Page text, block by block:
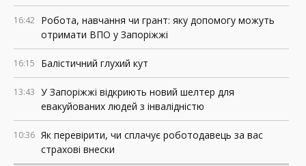
16:42 Робота, навчання чи грант: яку допомогу можуть
отримати ВПО у Запоріжжі
16:15 Балістичний глухий кут
13:43 У Запоріжжі відкриють новий шелтер для
евакуйованих людей з інвалідністю
10:36 Як перевірити, чи сплачує роботодавець за вас
страхові внески